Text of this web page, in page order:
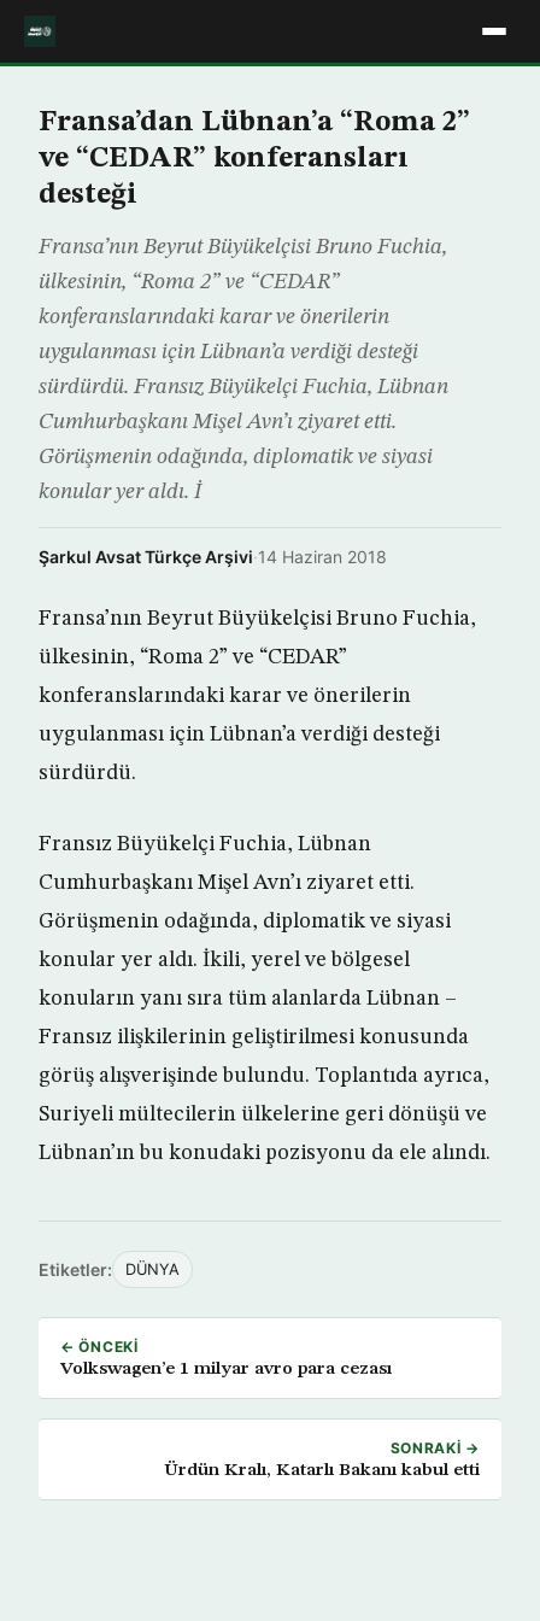
Fransa’dan Lübnan’a “Roma 2”
ve “CEDAR” konferansları
desteği
Fransa’nın Beyrut Büyükelçisi Bruno Fuchia,
ülkesinin, “Roma 2” ve “CEDAR”
konferanslarındaki karar ve önerilerin
uygulanması için Lübnan’a verdiği desteği
sürdürdü. Fransız Büyükelçi Fuchia, Lübnan
Cumhurbaşkanı Mişel Avn’ı ziyaret etti.
Görüşmenin odağında, diplomatik ve siyasi
konular yer aldı. İ
Şarkul Avsat Türkçe Arşivi·14 Haziran 2018
Fransa’nın Beyrut Büyükelçisi Bruno Fuchia,
ülkesinin, “Roma 2” ve “CEDAR”
konferanslarındaki karar ve önerilerin
uygulanması için Lübnan’a verdiği desteği
sürdürdü.
Fransız Büyükelçi Fuchia, Lübnan
Cumhurbaşkanı Mişel Avn’ı ziyaret etti.
Görüşmenin odağında, diplomatik ve siyasi
konular yer aldı. İkili, yerel ve bölgesel
konuların yanı sıra tüm alanlarda Lübnan –
Fransız ilişkilerinin geliştirilmesi konusunda
görüş alışverişinde bulundu. Toplantıda ayrıca,
Suriyeli mültecilerin ülkelerine geri dönüşü ve
Lübnan’ın bu konudaki pozisyonu da ele alındı.
Etiketler: DÜNYA
← ÖNCEKI
Volkswagen’e 1 milyar avro para cezası
SONRAKI →
Ürdün Kralı, Katarlı Bakanı kabul etti